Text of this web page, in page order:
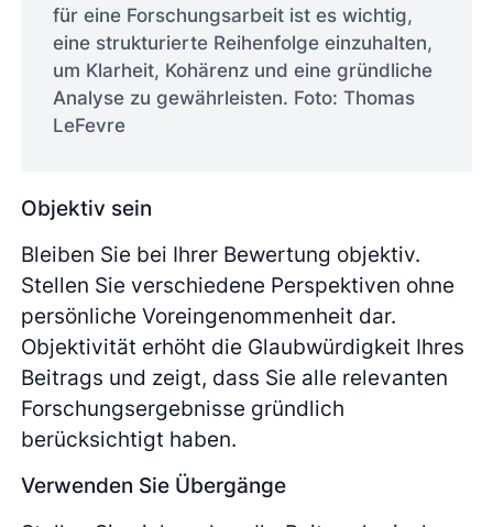
für eine Forschungsarbeit ist es wichtig,
eine strukturierte Reihenfolge einzuhalten,
um Klarheit, Kohärenz und eine gründliche
Analyse zu gewährleisten. Foto: Thomas
LeFevre
Objektiv sein
Bleiben Sie bei Ihrer Bewertung objektiv.
Stellen Sie verschiedene Perspektiven ohne
persönliche Voreingenommenheit dar.
Objektivität erhöht die Glaubwürdigkeit Ihres
Beitrags und zeigt, dass Sie alle relevanten
Forschungsergebnisse gründlich
berücksichtigt haben.
Verwenden Sie Übergänge